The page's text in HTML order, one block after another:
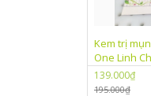
Kem trị
One Linh
139.000₫
195.000₫